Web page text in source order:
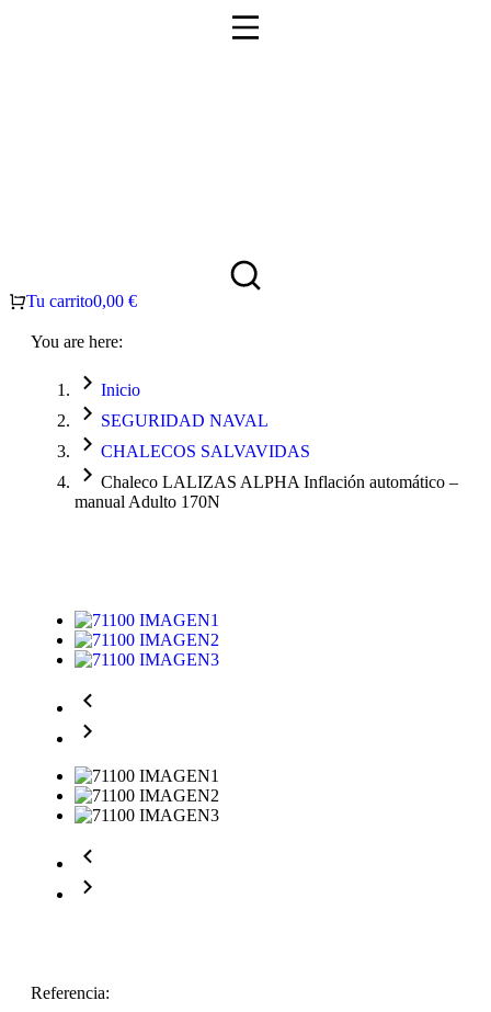
Tu carrito0,00 €
You are here:
Inicio
SEGURIDAD NAVAL
CHALECOS SALVAVIDAS
Chaleco LALIZAS ALPHA Inflación automático –
manual Adulto 170N
Referencia: